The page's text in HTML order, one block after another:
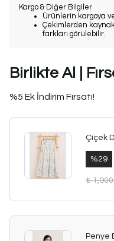
Kargo & Diğer Bilgiler
Ürünlerin kargoya
Çekimlerden
farkları görülebilir.
Birlikte Al |
%5 Ek İndirim Fırsatı!
Çiçek
%29
₺
Penye